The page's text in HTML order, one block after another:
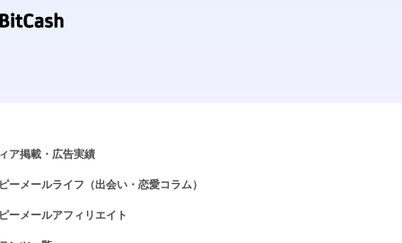
ア掲載・広告実績
ーメールライフ（出会い・恋愛コラム）
ーメールアフィリエイト